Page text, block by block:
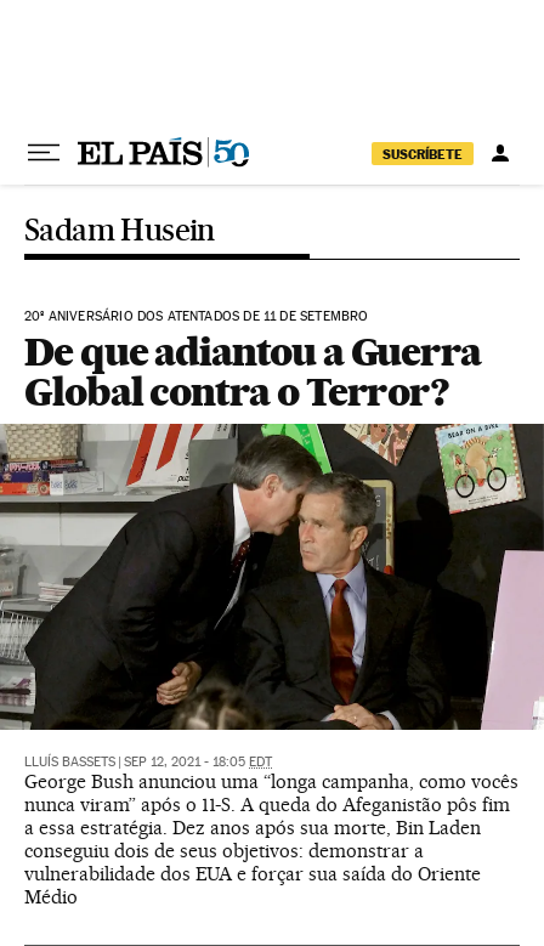
SUSCRÍBETE
Sadam Husein
20º ANIVERSÁRIO DOS ATENTADOS DE 11 DE SETEMBRO
De que adiantou a Guerra
Global contra o Terror?
LLUÍS BASSETS SEP 12, 2021 - 18:05 EDT
George Bush anunciou uma “longa campanha, como vocês
nunca viram” após o 11-S. A queda do Afeganistão pôs fim
a essa estratégia. Dez anos após sua morte, Bin Laden
conseguiu dois de seus objetivos: demonstrar a
vulnerabilidade dos EUA e forçar sua saída do Oriente
Médio